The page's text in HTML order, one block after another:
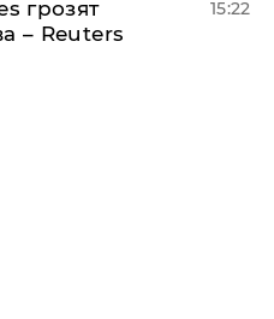
грозят
– Reuters
15:22